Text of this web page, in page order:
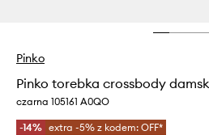
Pinko
Pinko torebka crossbody
czarna 105161 A0QO
-14% extra -5% z kodem: OFF*